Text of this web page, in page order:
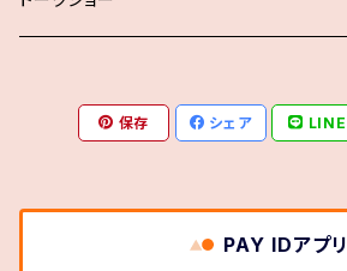
保存 シェア LINE
PAY IDアプリ